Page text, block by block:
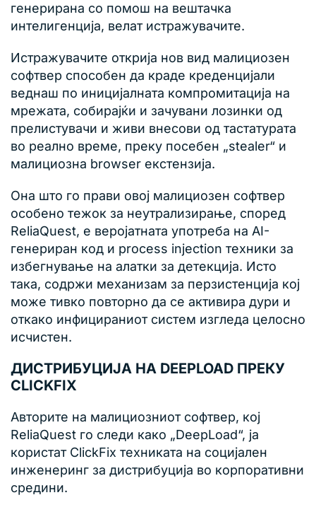
генерирана со помош на вештачка
интелигенција, велат истражувачите.
Истражувачите открија нов вид малициозен
софтвер способен да краде креденцијали
веднаш по иницијалната компромитација на
мрежата, собирајќи и зачувани лозинки од
прелистувачи и живи внесови од тастатурата
во реално време, преку посебен „stealer“ и
малициозна browser екстензија.
Она што го прави овој малициозен софтвер
особено тежок за неутрализирање, според
ReliaQuest, е веројатната употреба на AI-
генериран код и process injection техники за
избегнување на алатки за детекција. Исто
така, содржи механизам за перзистенција кој
може тивко повторно да се активира дури и
откако инфицираниот систем изгледа целосно
исчистен.
ДИСТРИБУЦИЈА НА DEEPLOAD ПРЕКУ
CLICKFIX
Авторите на малициозниот софтвер, кој
ReliaQuest го следи како „DeepLoad“, ја
користат ClickFix техниката на социјален
инженеринг за дистрибуција во корпоративни
средини.